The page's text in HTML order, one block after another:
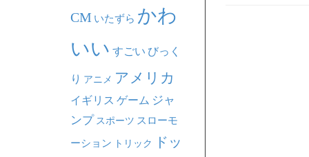
CM いたずら かわ
いい すごい びっく
り アニメ アメリカ
イギリス ゲーム ジャ
ンプ スポーツ スローモ
ーション トリック
ドッ